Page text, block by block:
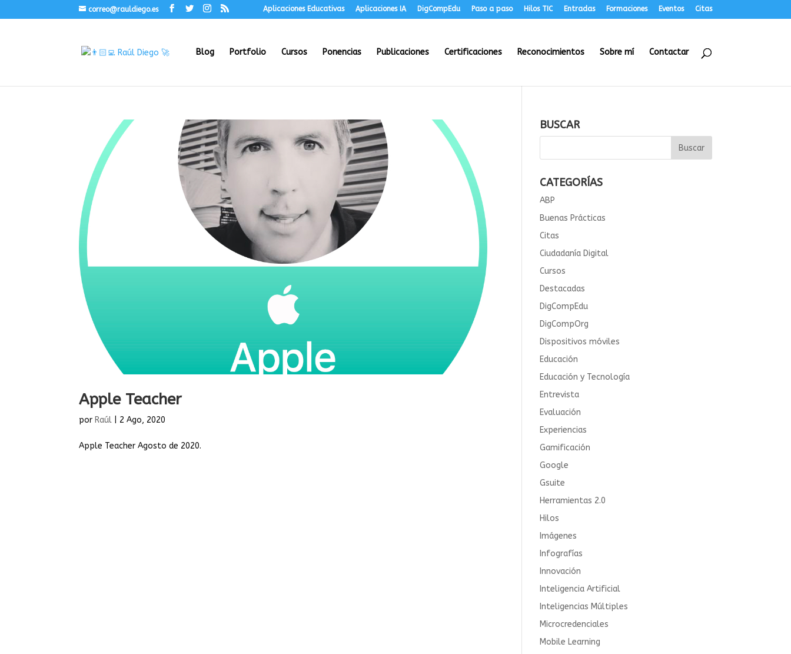
correo@rauldiego.es Aplicaciones Educativas Aplicaciones IA DigCompEdu Paso a paso Hilos TIC Entradas Formaciones Eventos Citas
Blog Portfolio Cursos Ponencias Publicaciones Certificaciones Reconocimientos Sobre mí Contactar
Apple Teacher
porRaúl 2 Ago, 2020
Apple Teacher Agosto de 2020.
BUSCAR
CATEGORÍAS
ABP
Buenas Prácticas
Citas
Ciudadanía Digital
Cursos
Destacadas
DigCompEdu
DigCompOrg
Dispositivos móviles
Educación
Educación y Tecnología
Entrevista
Evaluación
Experiencias
Gamificación
Google
Gsuite
Herramientas 2.0
Hilos
Imágenes
Infografías
Innovación
Inteligencia Artificial
Inteligencias Múltiples
Microcredenciales
Mobile Learning